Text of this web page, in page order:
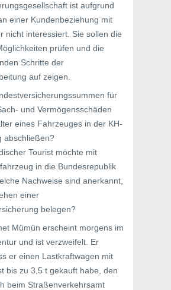
ist aufgrund
einer Kundenbeziehung mit
nicht interessiert. Sie sollen die
prüfen und die
Schritte der
auf zeigen.
für
und Vermögensschäden
eines Fahrzeuges in der KH-
abschließen?
Tourist möchte mit
in die Bundesrepublik
Nachweise sind anerkannt,
einer
belegen?
Mümün erscheint morgens im
und ist verzweifelt. Er
er einen Lastkraftwagen mit
bis zu 3,5 t gekauft habe, den
beim Straßenverkehrsamt